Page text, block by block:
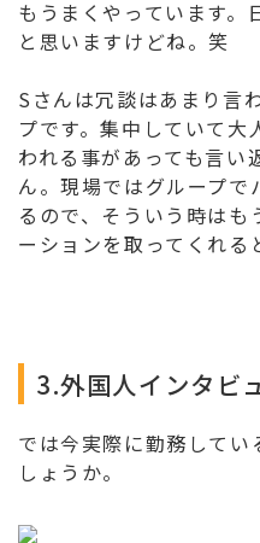
もうまくやっています。
と思いますけどね。笑
Sさんは冗談はあまり言
プです。集中していて
われる事があっても言い
ん。現場ではグループで
るので、そういう時は
ーションを取ってくれる
3.外国人インタビ
では今実際に勤務して
しょうか。